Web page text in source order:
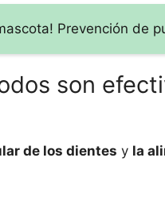
Prevención de
son
de los dientes y la